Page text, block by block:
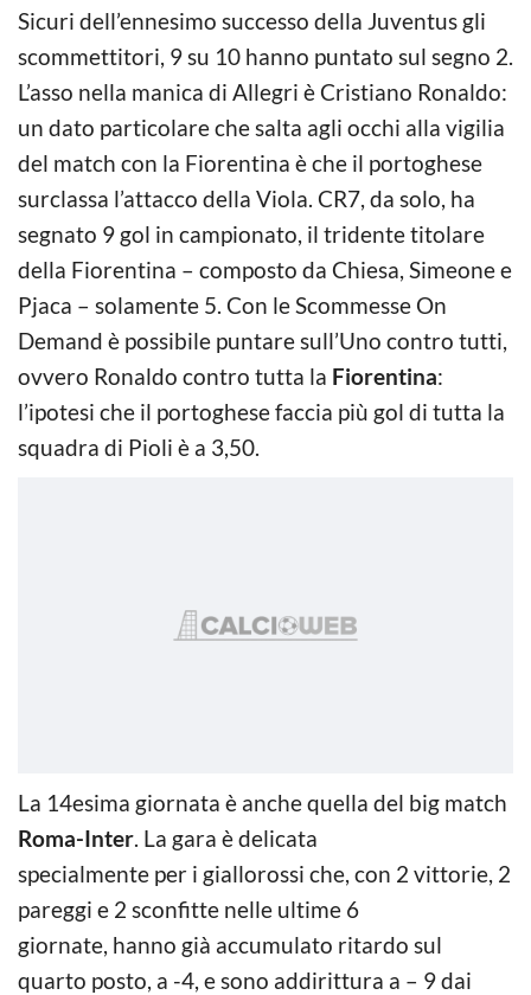
Sicuri dell’ennesimo successo della Juventus gli
scommettitori, 9 su 10 hanno puntato sul segno 2.
L’asso nella manica di Allegri è Cristiano Ronaldo:
un dato particolare che salta agli occhi alla vigilia
del match con la Fiorentina è che il portoghese
surclassa l’attacco della Viola. CR7, da solo, ha
segnato 9 gol in campionato, il tridente titolare
della Fiorentina – composto da Chiesa, Simeone e
Pjaca – solamente 5. Con le Scommesse On
Demand è possibile puntare sull’Uno contro tutti,
ovvero Ronaldo contro tutta la Fiorentina:
l’ipotesi che il portoghese faccia più gol di tutta la
squadra di Pioli è a 3,50.
La 14esima giornata è anche quella del big match
Roma-Inter. La gara è delicata
specialmente per i giallorossi che, con 2 vittorie, 2
pareggi e 2 sconfitte nelle ultime 6
giornate, hanno già accumulato ritardo sul
quarto posto, a -4, e sono addirittura a – 9 dai